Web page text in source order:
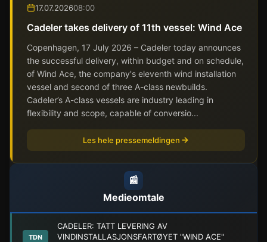
17.07.202608:00
Cadeler takes delivery of 11th vessel: Wind Ace
Copenhagen, 17 July 2026 – Cadeler today announces
the successful delivery, within budget and on schedule,
of Wind Ace, the company's eleventh wind installation
vessel and second of three A-class newbuilds.
Cadeler’s A-class vessels are industry leading in
flexibility and scope, capable of conversio...
Les hele pressemeldingen
📰
Medieomtale
TDN
CADELER: TATT LEVERING AV
VINDINSTALLASJONSFARTØYET "WIND ACE"